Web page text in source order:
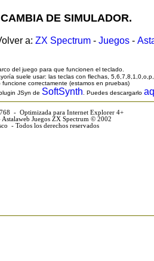
DE SIMULADOR.
a: ZX Spectrum - Juegos -
del juego para que funcionen el teclado.
suele usar: las teclas con flechas,
correctamente (estamos en pruebas)
JSyn de SoftSynth . Puedes descargarlo
- Optimizada para Internet Explorer 4+
Juegos ZX Spectrum © 2002
- Todos los derechos reservados